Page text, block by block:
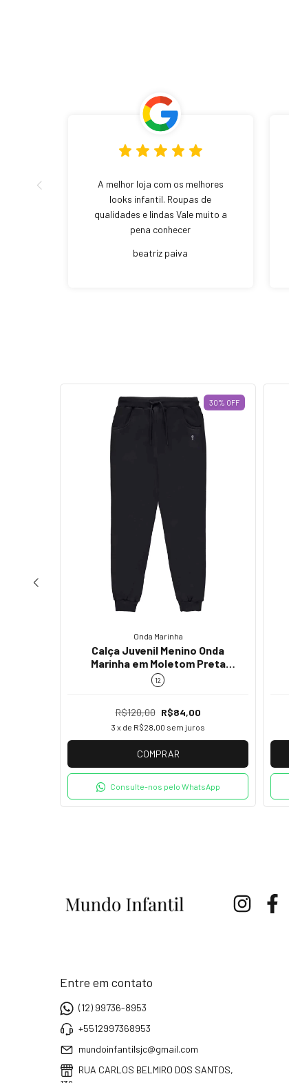
A melhor loja com os melhores
looks infantil. Roupas de
qualidades e lindas Vale muito a
pena conhecer
beatriz paiva
30% OFF
Onda Marinha
Calça Juvenil Menino Onda
Marinha em Moletom Preta
5.241.044
12
R$120,00 R$84,00
3 x de R$28,00 sem juros
COMPRAR
Consulte-nos pelo WhatsApp
Entre em contato
(12) 99736-8953
+5512997368953
mundoinfantilsjc@gmail.com
RUA CARLOS BELMIRO DOS SANTOS,